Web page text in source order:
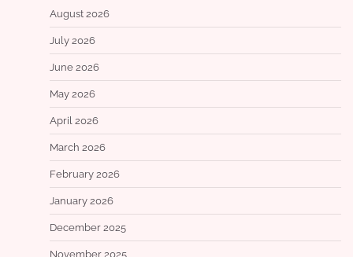
August 2026
July 2026
June 2026
May 2026
April 2026
March 2026
February 2026
January 2026
December 2025
November 2025